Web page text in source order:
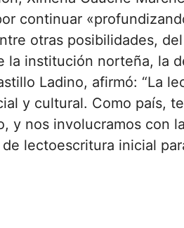
continuar
otras posibilidades,
la institución norteña, la
Ladino, afirmó: “La
y cultural. Como país,
y nos involucramos con
lectoescritura inicial